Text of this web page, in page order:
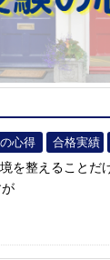
心得 合格実績
を整えることだ